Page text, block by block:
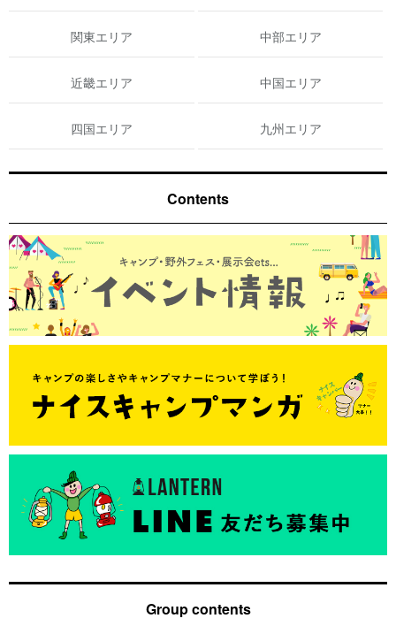
関東エリア 中部エリア
近畿エリア 中国エリア
四国エリア 九州エリア
Contents
Group contents